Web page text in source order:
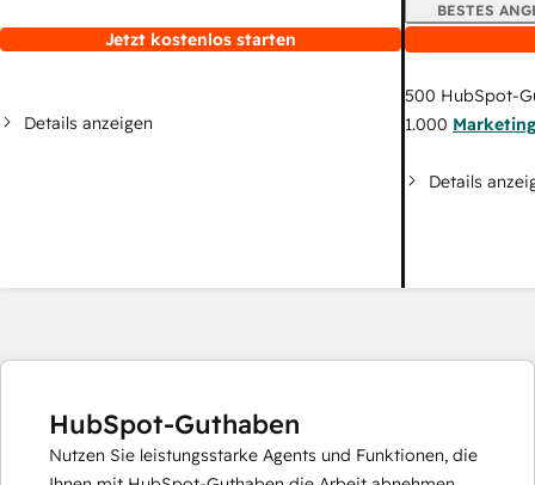
Jetzt kostenlos starten
Details anzeigen
BESTES
500 HubSpot-
1.000
Details
HubSpot-Guthaben
Nutzen Sie leistungsstarke Agents und Funktionen, die